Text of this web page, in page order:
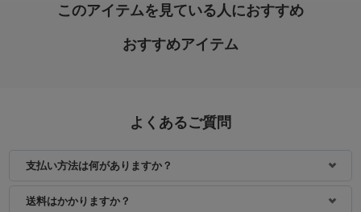
このアイテムを見ている人におすすめ
おすすめアイテム
よくあるご質問
支払い方法は何がありますか？
送料はかかりますか？